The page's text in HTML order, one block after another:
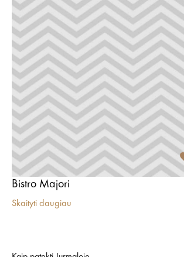
Bistro Majori
Skaityti daugiau